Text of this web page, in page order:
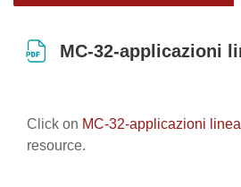
MC-32-applicazioni
Click on MC-32-applicazioni
resource.